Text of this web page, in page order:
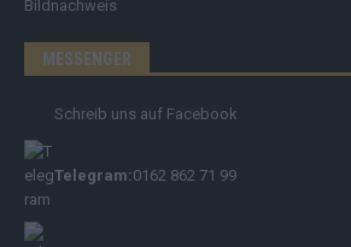
Bildnachweis
MESSENGER
Schreib uns auf Facebook
Telegram:0162 862 71 99